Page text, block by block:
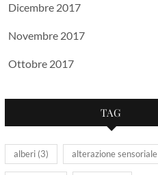
Dicembre 2017
Novembre 2017
Ottobre 2017
TAG
alberi (3) alterazione sensoriale